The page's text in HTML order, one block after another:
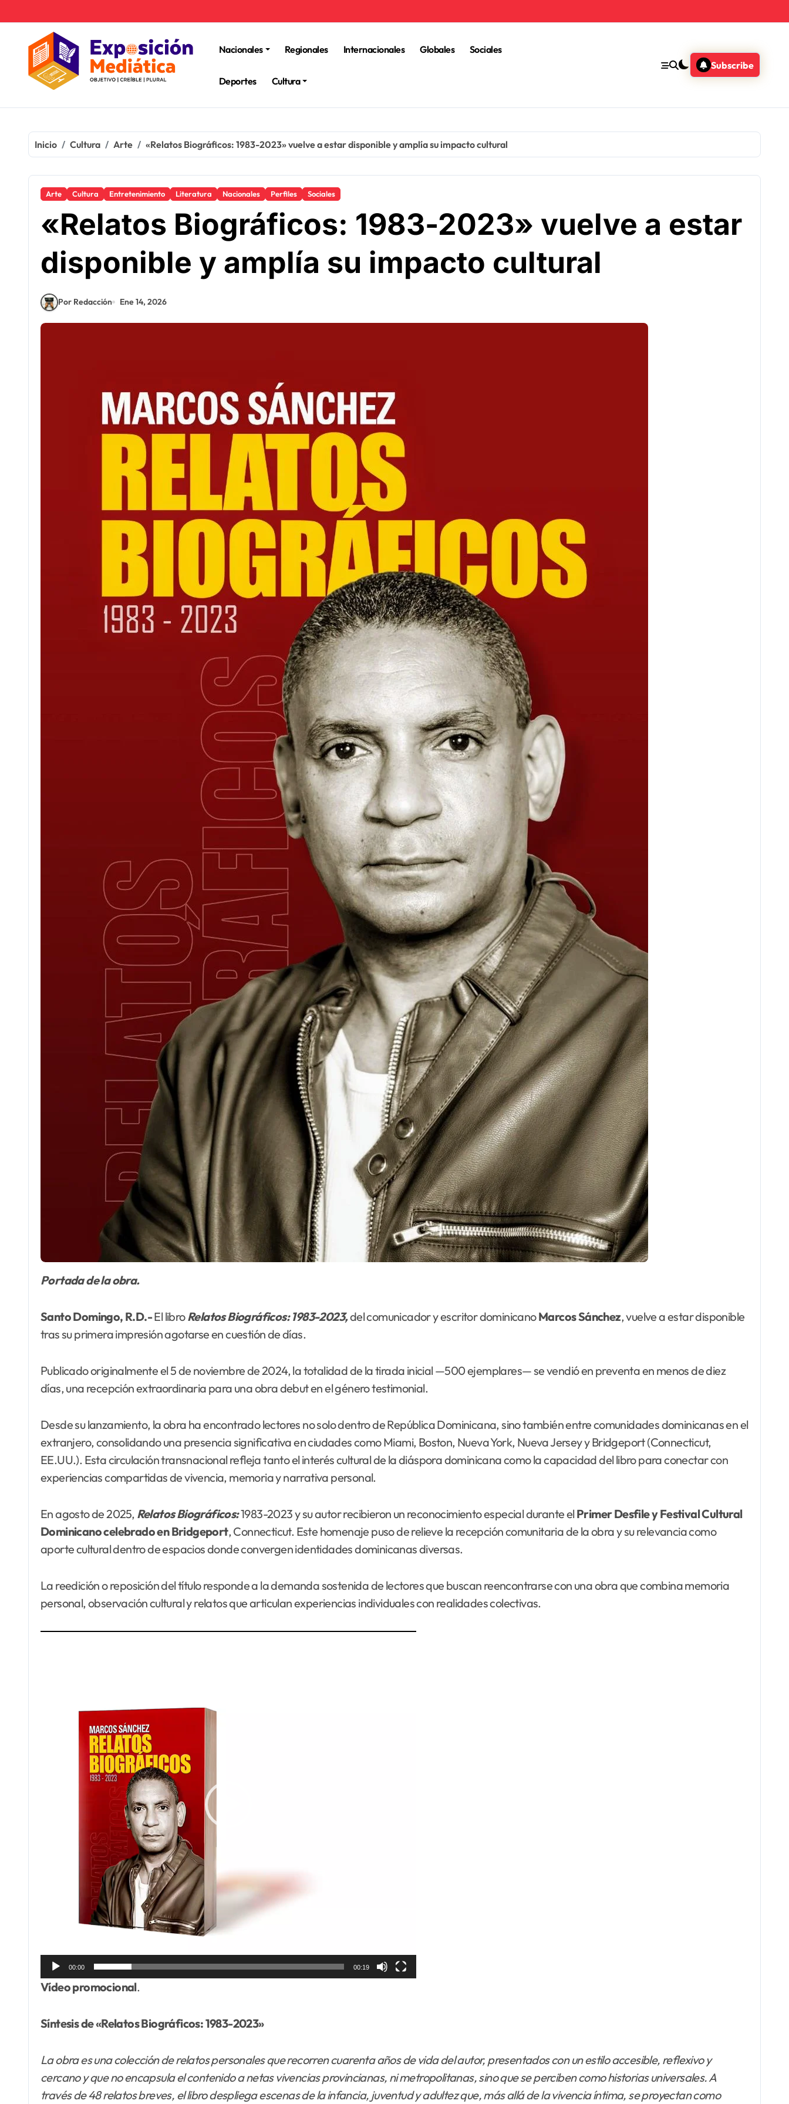
Nacionales
Regionales Internacionales Globales Sociales
Deportes Cultura
Subscribe
Inicio Cultura Arte «Relatos Biográficos: 1983-2023» vuelve a estar disponible y amplía su impacto cultural
Arte Cultura Entretenimiento Literatura Nacionales Perfiles Sociales
«Relatos Biográficos: 1983-2023» vuelve a estar
disponible y amplía su impacto cultural
Por Redacción Ene 14, 2026
Portada de la obra.
Santo Domingo, R.D.-El libroRelatosBiográficos: 1983-2023,del comunicador y escritor dominicanoMarcos Sánchez, vuelve a estar disponible
tras su primera impresión agotarse en cuestión de días.
Publicado originalmente el 5 de noviembre de 2024, la totalidad de la tirada inicial —500 ejemplares— se vendió en preventa en menos de diez
días, una recepción extraordinaria para una obra debut en el género testimonial.
Desde su lanzamiento, la obra ha encontrado lectores no solo dentro de República Dominicana, sino también entre comunidades dominicanas en el
extranjero, consolidando una presencia significativa en ciudades como Miami, Boston, Nueva York, Nueva Jersey y Bridgeport (Connecticut,
EE.UU.). Esta circulación transnacional refleja tanto el interés cultural de la diáspora dominicana como la capacidad del libro para conectar con
experiencias compartidas de vivencia, memoria y narrativa personal.
En agosto de 2025, Relatos Biográficos:1983-2023 y su autor recibieron un reconocimiento especial durante el Primer Desfile y Festival Cultural
Dominicano celebrado en Bridgeport, Connecticut. Este homenaje puso de relieve la recepción comunitaria de la obra y su relevancia como
aporte cultural dentro de espacios donde convergen identidades dominicanas diversas.
La reedición o reposición del título responde a la demanda sostenida de lectores que buscan reencontrarse con una obra que combina memoria
personal, observación cultural y relatos que articulan experiencias individuales con realidades colectivas.
00:00 00:19
Vídeo promocional.
Síntesis de «Relatos Biográficos: 1983-2023»
La obra es una colección de relatos personalesque recorren cuarenta años de vida del autor, presentados con un estilo accesible, reflexivo y
cercano y que no encapsula el contenido a netas vivencias provincianas, ni metropolitanas, sino que se perciben como historias universales. A
través de 48 relatos breves, el libro despliega escenas de la infancia, juventud y adultez que, más allá de la vivencia íntima, se proyectan como